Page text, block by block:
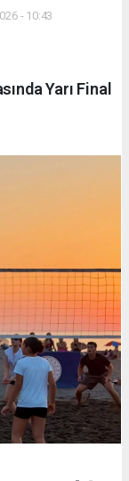
- 10:43
Yarı Final